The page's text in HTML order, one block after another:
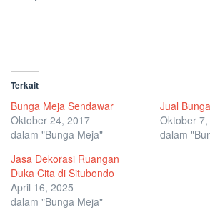
Terkait
Bunga Meja Sendawar
Oktober 24, 2017
dalam "Bunga Meja"
Jual
Oktober
dalam
Jasa Dekorasi Ruangan
Duka Cita di Situbondo
April 16, 2025
dalam "Bunga Meja"